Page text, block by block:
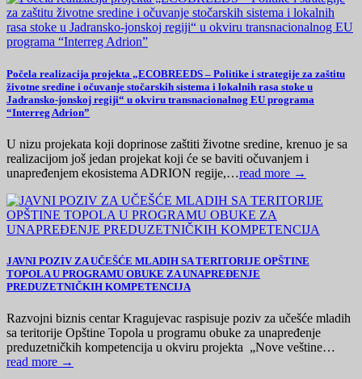
Počela realizacija projekta „ECOBREEDS – Politike i strategije za zaštitu
životne sredine i očuvanje stočarskih sistema i lokalnih rasa stoke u
Jadransko-jonskoj regiji“ u okviru transnacionalnog EU programa
“Interreg Adrion”
U nizu projekata koji doprinose zaštiti životne sredine, krenuo je sa
realizacijom još jedan projekat koji će se baviti očuvanjem i
unapređenjem ekosistema ADRION regije,…read more →
JAVNI POZIV ZA UČEŠĆE MLADIH SA TERITORIJE OPŠTINE
TOPOLA U PROGRAMU OBUKE ZA UNAPREĐENJE
PREDUZETNIČKIH KOMPETENCIJA
Razvojni biznis centar Kragujevac raspisuje poziv za učešće mladih
sa teritorije Opštine Topola u programu obuke za unapređenje
preduzetničkih kompetencija u okviru projekta „Nove veštine…
read more →